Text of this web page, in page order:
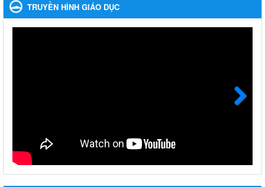
Ngày ban hành: 27/09/2023
bổng, hỗ trợ của Chương trình "Tiếp sức đến trường" năm
Ngày ban hành: 22/08/2023
Triển khai Kế hoạch Triển khai các hoạt động hưởng ứng
TRUYỀN HÌNH GIÁO DỤC